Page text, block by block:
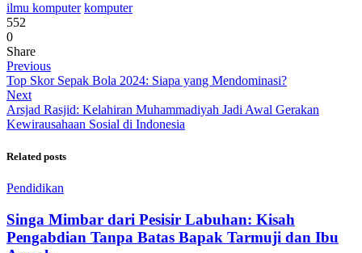
ilmu komputer komputer
552
0
Share
Previous
Top Skor Sepak Bola 2024: Siapa yang Mendominasi?
Next
Arsjad Rasjid: Kelahiran Muhammadiyah Jadi Awal Gerakan
Kewirausahaan Sosial di Indonesia
Related posts
Pendidikan
Singa Mimbar dari Pesisir Labuhan: Kisah
Pengabdian Tanpa Batas Bapak Tarmuji dan Ibu